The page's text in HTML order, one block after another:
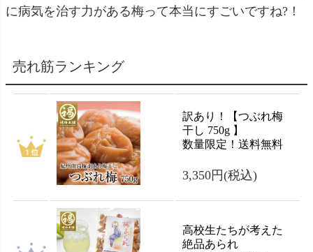
に病気を治す力がある梅って本当にすごいですね?！
売れ筋ランキング
訳あり！【つぶれ梅
干し 750g 】
数量限定！送料無料
3,350円(税込)
高校生たちが考えた
絶品あられ